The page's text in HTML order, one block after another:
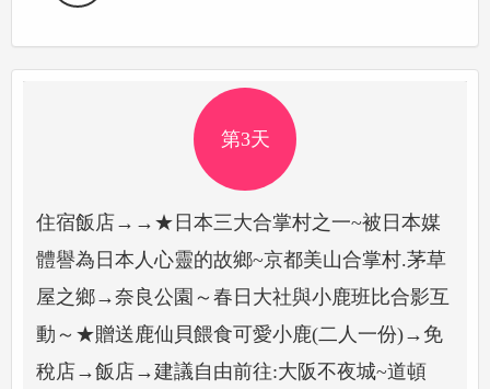
第3天
住宿飯店→→★日本三大合掌村之一~被日本媒
體譽為日本人心靈的故鄉~京都美山合掌村.茅草
屋之鄉→奈良公園～春日大社與小鹿班比合影互
動～★贈送鹿仙貝餵食可愛小鹿(二人一份)→免
稅店→飯店→建議自由前往:大阪不夜城~道頓